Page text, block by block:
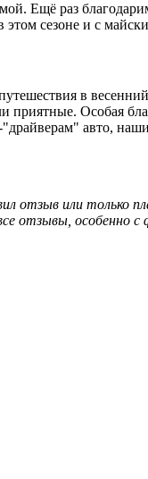
Ещё раз
сезоне и с
в
приятные. Особая
авто,
отзыв или
отзывы, особенно